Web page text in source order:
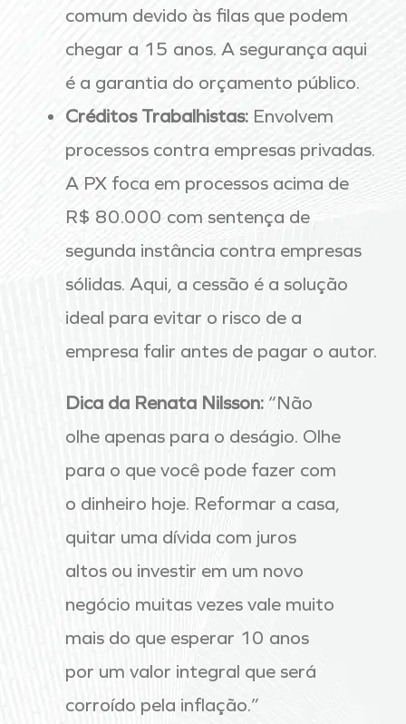
comum devido às filas que podem
chegar a 15 anos. A segurança aqui
é a garantia do orçamento público.
Créditos Trabalhistas: Envolvem
processos contra empresas privadas.
A PX foca em processos acima de
R$ 80.000 com sentença de
segunda instância contra empresas
sólidas. Aqui, a cessão é a solução
ideal para evitar o risco de a
empresa falir antes de pagar o autor.
Dica da Renata Nilsson: “Não
olhe apenas para o deságio. Olhe
para o que você pode fazer com
o dinheiro hoje. Reformar a casa,
quitar uma dívida com juros
altos ou investir em um novo
negócio muitas vezes vale muito
mais do que esperar 10 anos
por um valor integral que será
corroído pela inflação.”